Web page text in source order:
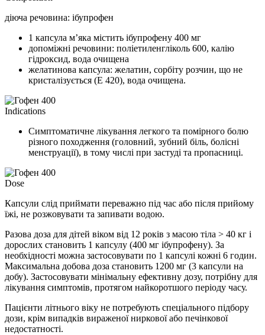
діюча речовина: ібупрофен
1 капсула м’яка містить ібупрофену 400 мг
допоміжні речовини: поліетиленгліколь 600, калію
гідроксид, вода очищена
желатинова капсула: желатин, сорбіту розчин, що не
кристалізується (Е 420), вода очищена.
Indications
Симптоматичне лікування легкого та помірного болю
різного походження (головний, зубний біль, болісні
менструації), в тому числі при застуді та пропасниці.
Dose
Капсули слід приймати переважно під час або після прийому
їжі, не розжовувати та запивати водою.
Разова доза для дітей віком від 12 років з масою тіла > 40 кг і
дорослих становить 1 капсулу (400 мг ібупрофену). За
необхідності можна застосовувати по 1 капсулі кожні 6 годин.
Максимальна добова доза становить 1200 мг (3 капсули на
добу). Застосовувати мінімальну ефективну дозу, потрібну для
лікування симптомів, протягом найкоротшого періоду часу.
Пацієнти літнього віку не потребують спеціального підбору
дози, крім випадків вираженої ниркової або печінкової
недостатності.